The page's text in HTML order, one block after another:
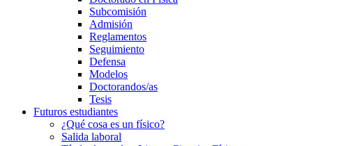
Subcomisión
Admisión
Reglamentos
Seguimiento
Defensa
Modelos
Doctorandos/as
Tesis
Futuros estudiantes
¿Qué cosa es un físico?
Salida laboral